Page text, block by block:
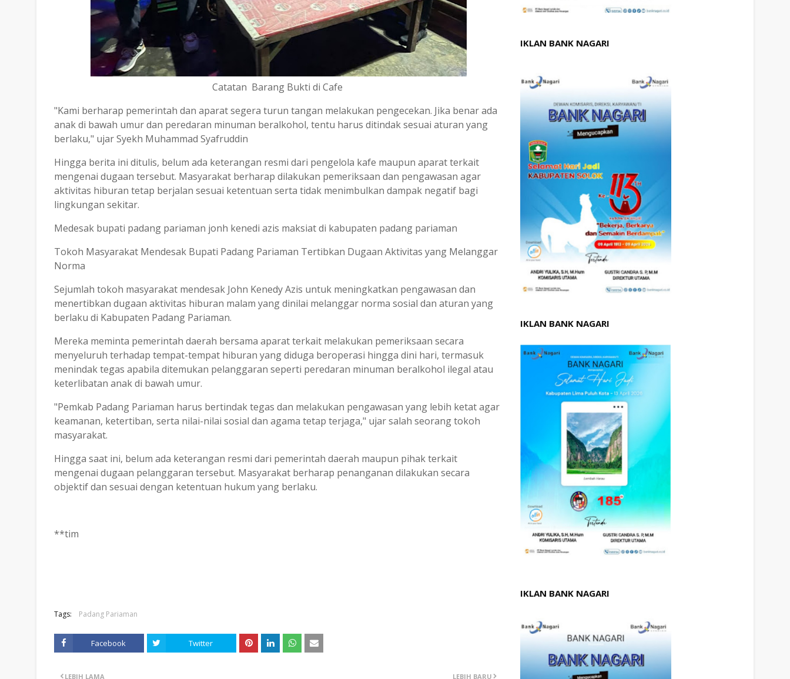
Catatan Barang Bukti di Cafe
"Kami berharap pemerintah dan aparat segera turun tangan melakukan pengecekan. Jika benar ada
anak di bawah umur dan peredaran minuman beralkohol, tentu harus ditindak sesuai aturan yang
berlaku," ujar Syekh Muhammad Syafruddin
Hingga berita ini ditulis, belum ada keterangan resmi dari pengelola kafe maupun aparat terkait
mengenai dugaan tersebut. Masyarakat berharap dilakukan pemeriksaan dan pengawasan agar
aktivitas hiburan tetap berjalan sesuai ketentuan serta tidak menimbulkan dampak negatif bagi
lingkungan sekitar.
Medesak bupati padang pariaman jonh kenedi azis maksiat di kabupaten padang pariaman
Tokoh Masyarakat Mendesak Bupati Padang Pariaman Tertibkan Dugaan Aktivitas yang Melanggar
Norma
Sejumlah tokoh masyarakat mendesak John Kenedy Azis untuk meningkatkan pengawasan dan
menertibkan dugaan aktivitas hiburan malam yang dinilai melanggar norma sosial dan aturan yang
berlaku di Kabupaten Padang Pariaman.
Mereka meminta pemerintah daerah bersama aparat terkait melakukan pemeriksaan secara
menyeluruh terhadap tempat-tempat hiburan yang diduga beroperasi hingga dini hari, termasuk
menindak tegas apabila ditemukan pelanggaran seperti peredaran minuman beralkohol ilegal atau
keterlibatan anak di bawah umur.
"Pemkab Padang Pariaman harus bertindak tegas dan melakukan pengawasan yang lebih ketat agar
keamanan, ketertiban, serta nilai-nilai sosial dan agama tetap terjaga," ujar salah seorang tokoh
masyarakat.
Hingga saat ini, belum ada keterangan resmi dari pemerintah daerah maupun pihak terkait
mengenai dugaan pelanggaran tersebut. Masyarakat berharap penanganan dilakukan secara
objektif dan sesuai dengan ketentuan hukum yang berlaku.
**tim
Tags: Padang Pariaman
Facebook Twitter
LEBIH BARU
LEBIH LAMA
IKLAN BANK NAGARI
IKLAN BANK NAGARI
IKLAN BANK NAGARI